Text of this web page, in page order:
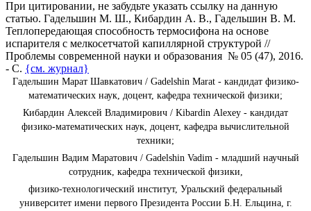
При цитировании, не забудьте указать ссылку на данную
статью. Гадельшин М. Ш., Кибардин А. В., Гадельшин В. М.
Теплопередающая способность термосифона на основе
испарителя с мелкосетчатой капиллярной структурой //
Проблемы современной науки и образования № 05 (47), 2016.
- С. {см. журнал}
Гадельшин Марат Шавкатович / Gadelshin Marat - кандидат физико-
математических наук, доцент, кафедра технической физики;
Кибардин Алексей Владимирович / Kibardin Alexey - кандидат
физико-математических наук, доцент, кафедра вычислительной
техники;
Гадельшин Вадим Маратович / Gadelshin Vadim - младший научный
сотрудник, кафедра технической физики,
физико-технологический институт, Уральский федеральный
университет имени первого Президента России Б.Н. Ельцина, г.